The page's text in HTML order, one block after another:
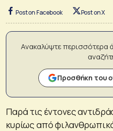
Post on Facebook Post on X
Ανακαλύψτε περισσότερα
Προσθήκη του
Παρά τις έντονες
κυρίως από